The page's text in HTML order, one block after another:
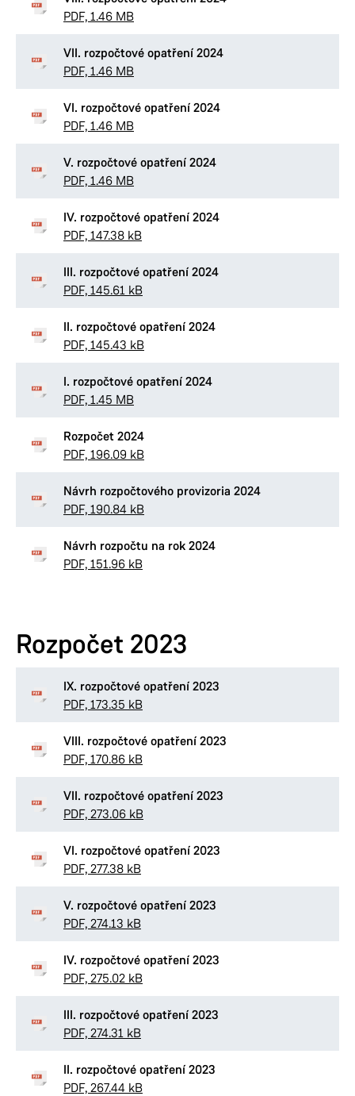
PDF, 1.46 MB
VII. rozpočtové opatření 2024
PDF, 1.46 MB
VI. rozpočtové opatření 2024
PDF, 1.46 MB
V. rozpočtové opatření 2024
PDF, 1.46 MB
IV. rozpočtové opatření 2024
PDF, 147.38 kB
III. rozpočtové opatření 2024
PDF, 145.61 kB
II. rozpočtové opatření 2024
PDF, 145.43 kB
I. rozpočtové opatření 2024
PDF, 1.45 MB
Rozpočet 2024
PDF, 196.09 kB
Návrh rozpočtového provizoria 2024
PDF, 190.84 kB
Návrh rozpočtu na rok 2024
PDF, 151.96 kB
Rozpočet 2023
IX. rozpočtové opatření 2023
PDF, 173.35 kB
VIII. rozpočtové opatření 2023
PDF, 170.86 kB
VII. rozpočtové opatření 2023
PDF, 273.06 kB
VI. rozpočtové opatření 2023
PDF, 277.38 kB
V. rozpočtové opatření 2023
PDF, 274.13 kB
IV. rozpočtové opatření 2023
PDF, 275.02 kB
III. rozpočtové opatření 2023
PDF, 274.31 kB
II. rozpočtové opatření 2023
PDF, 267.44 kB